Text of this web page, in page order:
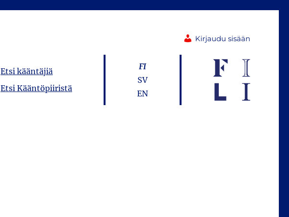
Kirjaudu sisään
Etsi kääntäjiä
Etsi Kääntöpiiristä
FI
SV
EN